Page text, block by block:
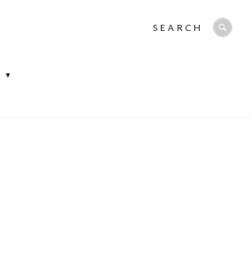
▼
SEARCH